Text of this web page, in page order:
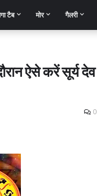
टैब मोर गैलरी
ऐसे करें सूर्य देव
0